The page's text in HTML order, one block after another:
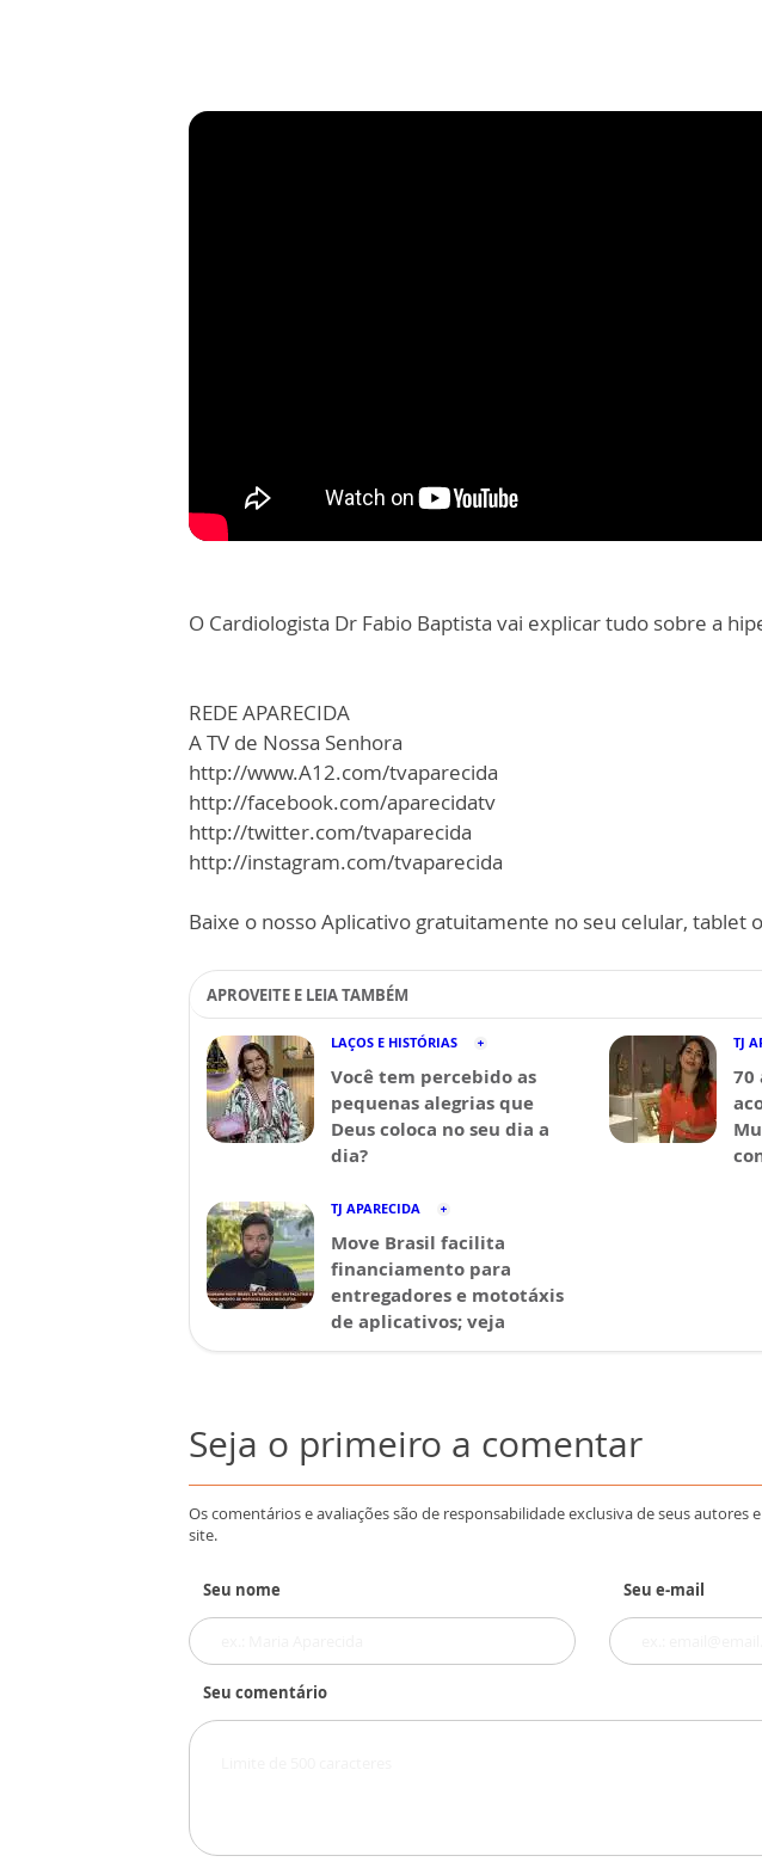
O Cardiologista Dr Fabio Baptista vai explicar tudo sobre a
REDE APARECIDA
A TV de Nossa Senhora
http://www.A12.com/tvaparecida
http://facebook.com/aparecidatv
http://twitter.com/tvaparecida
http://instagram.com/tvaparecida
Baixe o nosso Aplicativo gratuitamente no seu celular, tablet
APROVEITE E LEIA TAMBÉM
LAÇOS E HISTÓRIAS
Você tem percebido as
pequenas alegrias que
Deus coloca no seu dia a
dia?
TJ
70
TJ APARECIDA
Move Brasil facilita
financiamento para
entregadores e mototáxis
de aplicativos; veja
Seja o primeiro a comentar
Os comentários e avaliações são de responsabilidade exclusiva de seus autores
site.
Seu nome Seu e-mail
Seu comentário